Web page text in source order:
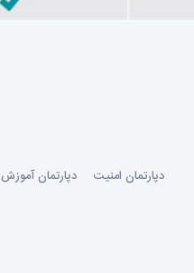
دپارتمان امنیت دپارتمان آموزش